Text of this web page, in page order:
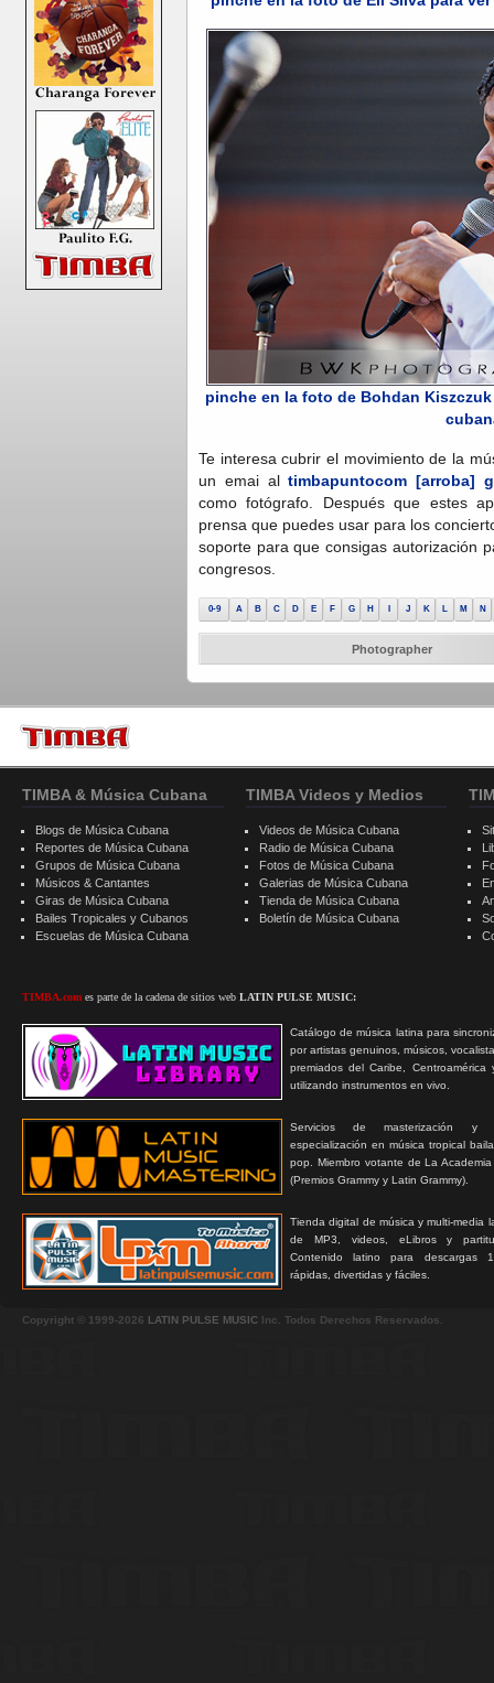
pinche en la foto de Bohdan
Te interesa cubrir el movimiento de la
un emai altimbapuntocom [arroba]
como fotógrafo. Después que estes
prensa que puedes usar para los
soporte para que consigas autorización
congresos.
0-9 A B C D E F G H J K L M N
Photographer
TIMBA & Música Cubana
Blogs de Música Cubana
Reportes de Música Cubana
Grupos de Música Cubana
Músicos & Cantantes
Giras de Música Cubana
Bailes Tropicales y Cubanos
Escuelas de Música Cubana
TIMBA.com es parte de la cadena de sitios web LATIN PULSE MUSIC:
Catálogo de música latina para
por artistas genuinos, músicos,
premiados del Caribe, Centroamérica
utilizando instrumentos en vivo.
Servicios de masterización y
especialización en música tropical
pop. Miembro votante de La
(Premios Grammy y Latin Grammy).
Tienda digital de música y multi-media
de MP3, videos, eLibros y
Contenido latino para descargas
rápidas, divertidas y fáciles.
TIMBA Videos y Medios
Videos de Música Cubana
Radio de Música Cubana
Fotos de Música Cubana
Galerias de Música Cubana
Tienda de Música Cubana
Boletín de Música Cubana
Copyright © 1999-2026 LATIN PULSE MUSIC Inc. Todos Derechos Reservados.